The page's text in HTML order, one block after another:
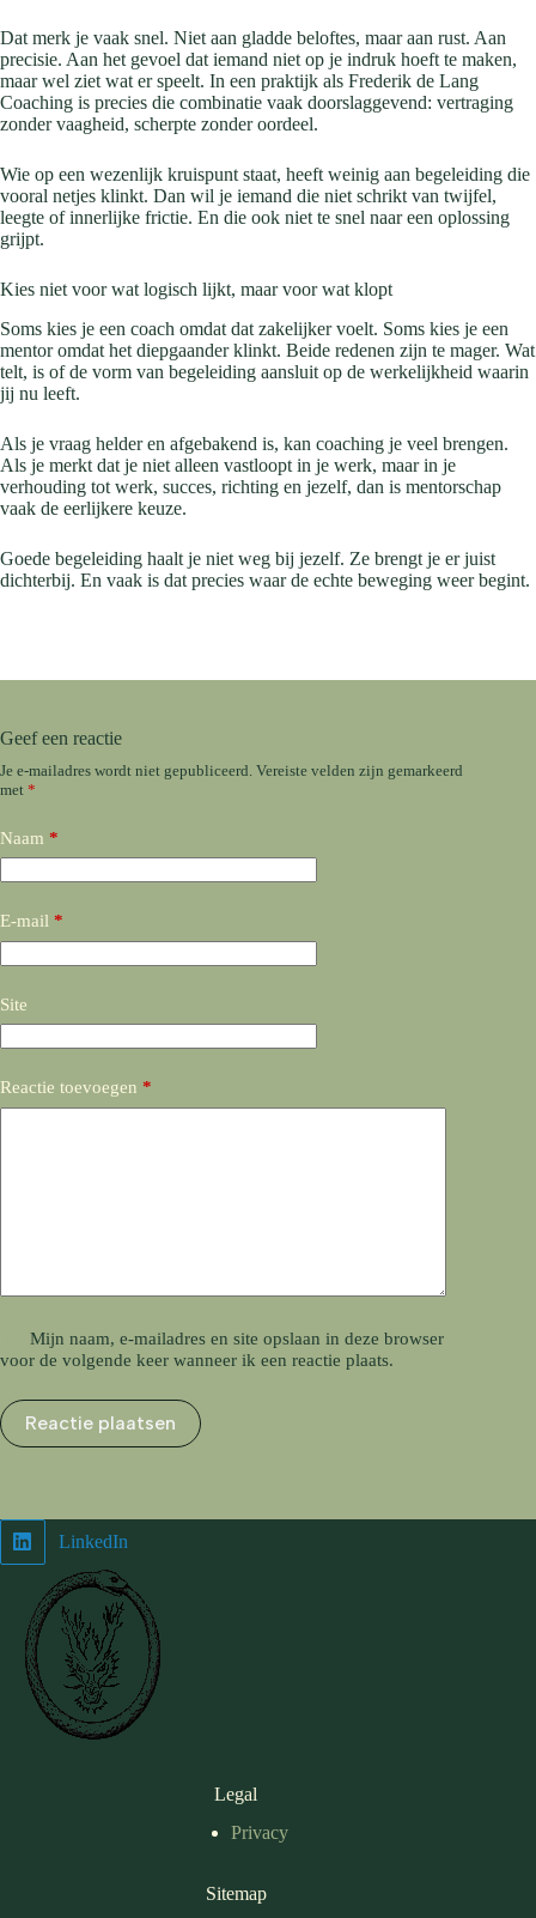
Dat merk je vaak snel. Niet aan gladde beloftes, maar aan rust. Aan
precisie. Aan het gevoel dat iemand niet op je indruk hoeft te maken,
maar wel ziet wat er speelt. In een praktijk als Frederik de Lang
Coaching is precies die combinatie vaak doorslaggevend: vertraging
zonder vaagheid, scherpte zonder oordeel.
Wie op een wezenlijk kruispunt staat, heeft weinig aan begeleiding die
vooral netjes klinkt. Dan wil je iemand die niet schrikt van twijfel,
leegte of innerlijke frictie. En die ook niet te snel naar een oplossing
grijpt.
Kies niet voor wat logisch lijkt, maar voor wat klopt
Soms kies je een coach omdat dat zakelijker voelt. Soms kies je een
mentor omdat het diepgaander klinkt. Beide redenen zijn te mager. Wat
telt, is of de vorm van begeleiding aansluit op de werkelijkheid waarin
jij nu leeft.
Als je vraag helder en afgebakend is, kan coaching je veel brengen.
Als je merkt dat je niet alleen vastloopt in je werk, maar in je
verhouding tot werk, succes, richting en jezelf, dan is mentorschap
vaak de eerlijkere keuze.
Goede begeleiding haalt je niet weg bij jezelf. Ze brengt je er juist
dichterbij. En vaak is dat precies waar de echte beweging weer begint.
Geef een reactie
Je e-mailadres wordt niet gepubliceerd. Vereiste velden zijn gemarkeerd
met *
Naam *
E-mail *
Site
Reactie toevoegen *
Mijn naam, e-mailadres en site opslaan in deze browser
voor de volgende keer wanneer ik een reactie plaats.
Reactie plaatsen
LinkedIn
Legal
Privacy
Sitemap